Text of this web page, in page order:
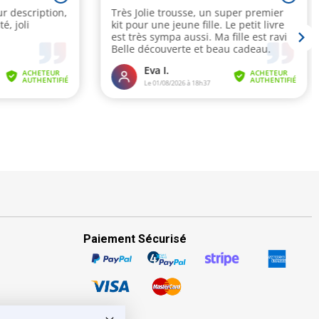
Paiement Sécurisé